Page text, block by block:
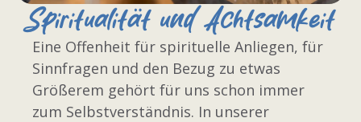
Spiritualität und Achtsamkeit
Eine Offenheit für spirituelle Anliegen, für
Sinnfragen und den Bezug zu etwas
Größerem gehört für uns schon immer
zum Selbstverständnis. In unserer